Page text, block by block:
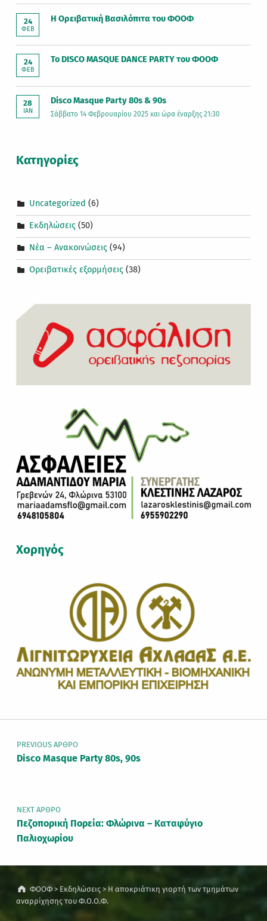
24
ΦΕΒ
Η Ορειβατική Βασιλόπιτα του ΦΟΟΦ
24
ΦΕΒ
Το DISCO MASQUE DANCE PARTY του ΦΟΟΦ
28
ΙΑΝ
Disco Masque Party 80s & 90s
Σάββατο 14 Φεβρουαρίου 2025 και ώρα έναρξης 21:30
Kατηγορίες
Uncategorized (6)
Εκδηλώσεις(50)
Νέα – Ανακοινώσεις(94)
Ορειβατικές εξορμήσεις(38)
Χορηγός
Πλοήγηση άρθρων
PREVIOUS ΆΡΘΡΟ
Disco Masque Party 80s, 90s
NEXT ΆΡΘΡΟ
Πεζοπορική Πορεία: Φλώρινα – Καταφύγιο
Παλιοχωρίου
ΦΟΟΦ> Εκδηλώσεις> Η αποκριάτικη γιορτή των τμημάτων
αναρρίχησης του Φ.Ο.Ο.Φ.